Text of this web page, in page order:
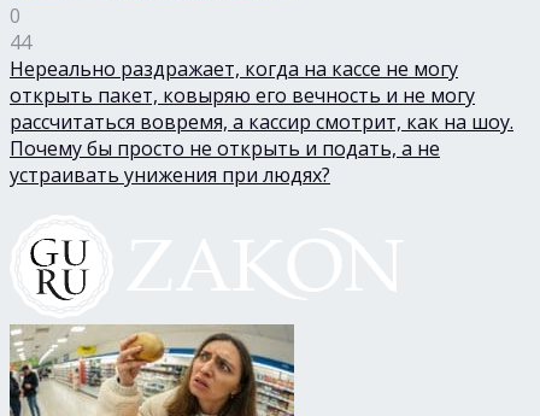
0
44
Нереально раздражает, когда на кассе не могу
открыть пакет, ковыряю его вечность и не могу
рассчитаться вовремя, а кассир смотрит, как на шоу.
Почему бы просто не открыть и подать, а не
устраивать унижения при людях?